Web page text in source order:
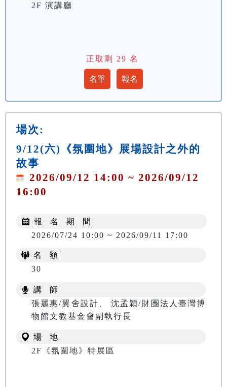
2F 演講廳
正取剩 29 名
場次:
9/12(六)《氛圍地》展場設計之外的
故事
2026/09/12 14:00 ~ 2026/09/12
16:00
報 名 期 間
2026/07/24 10:00 ~ 2026/09/11 17:00
名 額
30
講 師
張麗惠/翼舍設計、 沈孟穎/財團法人臺灣博
物館文教基金會副執行長
場 地
2F《氛圍地》特展區